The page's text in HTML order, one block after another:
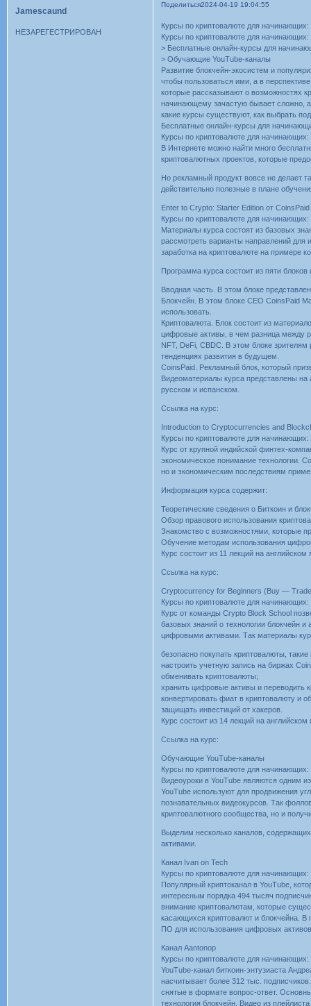
Поделиться2024-04-19 19:04:55
Jamescaund
НЕЗАРЕГЕСТРИРОВАН
Курсы по криптовалюте для начинающих:
Курсы по криптовалюте для начинающих:
> Бесплатные онлайн-курсы для
> Обучающие YouTube-каналы
Развитие блокчейн-экосистем и
чтобы пользоваться ими, а в
которые рассказывают о возможностях
начинающему зачастую бывает сложно,
какие курсы существуют, как выбрать
Бесплатные онлайн-курсы для
Курсы по криптовалюте для начинающих:
В Интернете можно найти много
криптовалютных проектов, которые
Но рекламный продукт вовсе не делает
действительно полезные в плане
Enter to Crypto: Starter Edition от
Курсы по криптовалюте для начинающих:
Материалы курса состоят из базовых
рассмотреть варианты направлений
заработка на криптовалюте на примере
Программа курса состоит из пяти
Вводная часть. В этом блоке
Блокчейн. В этом блоке CEO CoinsPaid
использовать.
Криптовалюта. Блок состоит из
цифровые активы, в чем разница между
NFT, DeFi, CBDC. В этом блоке
тенденциях развития в будущем.
CoinsPaid. Рекламный блок, который
Видеоматериалы курса представлены на
русском и испанском.
Ссылка на курс:
Introduction to Cryptocurrencies and
Курсы по криптовалюте для начинающих:
Курс от крупной индийской финтех-
экономическое понимание технологии.
но и экономическим последствиям
Информация курса содержит:
Теоретические сведения о Биткоин и
Обзор правового использования
Знакомство с возможностями, которые
Обучение методам использования
Курс состоит из 11 лекций на
Ссылка на курс:
Cryptocurrency for Beginners (Buy —
Курсы по криптовалюте для начинающих:
Курс от команды Crypto Block School
базовых знаний о технологии блокчейн
цифровыми активами. Так материалы
безопасно покупать криптовалюты,
настроить учетную запись на биржах
обменивать криптовалюты;
хранить цифровые активы и переводить
конвертировать фиат в криптовалюту и
защищать инвестиций от хакеров.
Курс состоит из 14 лекций на
Ссылка на курс:
Обучающие YouTube-каналы
Курсы по криптовалюте для начинающих:
Видеоуроки в YouTube являются одним
YouTube используют для продвижения
познавательных видеокурсов. Так
криптовалютного сообщества, но и
Выделим несколько каналов,
активами.
Канал Ivan on Tech
Курсы по криптовалюте для начинающих:
Популярный криптоканал в YouTube,
интересным порядка 494 тысяч
внимание криптовалютам, которые
касающихся криптовалют и блокчейна. В
ПО для использования цифровых
Канал Aantonop
Курсы по криптовалюте для начинающих:
YouTube-канал биткоин-энтузиаста
насчитывает более 312 тыс.
снятые в формате вопрос-ответ.
технология блокчейн. Видео из